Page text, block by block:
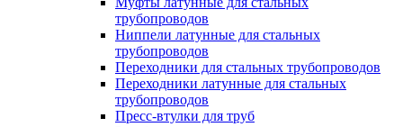
трубопроводов
Ниппели латунные для стальных
трубопроводов
Переходники для стальных трубопроводов
Переходники латунные для стальных
трубопроводов
Пресс-втулки для труб